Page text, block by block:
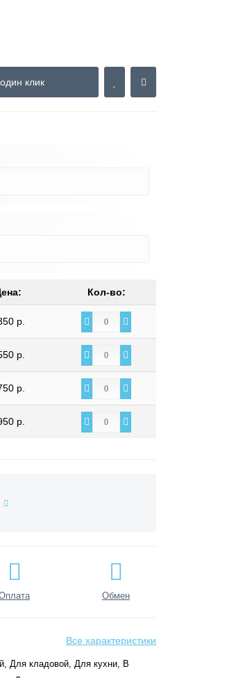
клик
Кол-во:
р.
р.
р.
р.
Обмен
Все характеристики
Для кладовой, Для кухни, В